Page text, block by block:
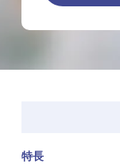
特長